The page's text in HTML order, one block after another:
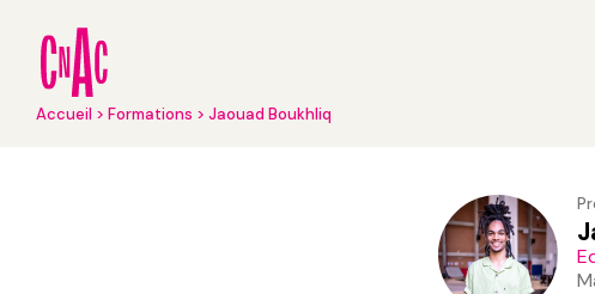
contenu
principal
Fil
Accueil Formations Jaouad Boukhliq